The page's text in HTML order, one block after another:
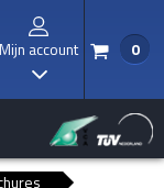
Mijn account
I
/ 0